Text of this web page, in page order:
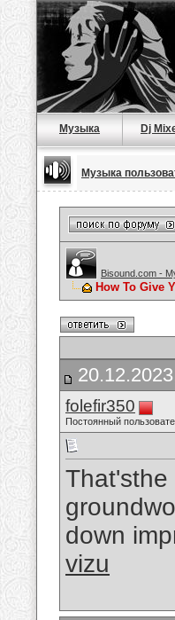
Музыка Dj
Музыка
Bisound.com -
How To Give
folefir350
Постоянный
down
vizu